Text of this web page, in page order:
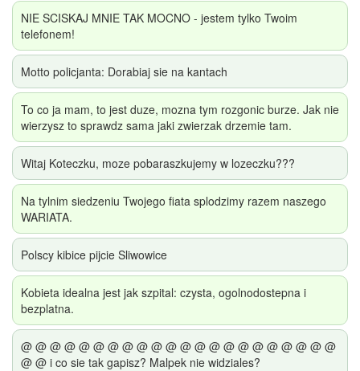
NIE SCISKAJ MNIE TAK MOCNO - jestem tylko Twoim
telefonem!
Motto policjanta: Dorabiaj sie na kantach
To co ja mam, to jest duze, mozna tym rozgonic burze. Jak nie
wierzysz to sprawdz sama jaki zwierzak drzemie tam.
Witaj Koteczku, moze pobaraszkujemy w lozeczku???
Na tylnim siedzeniu Twojego fiata splodzimy razem naszego
WARIATA.
Polscy kibice pijcie Sliwowice
Kobieta idealna jest jak szpital: czysta, ogolnodostepna i
bezplatna.
@ @ @ @ @ @ @ @ @ @ @ @ @ @ @ @ @ @ @ @ @ @
@ @ i co sie tak gapisz? Malpek nie widziales?